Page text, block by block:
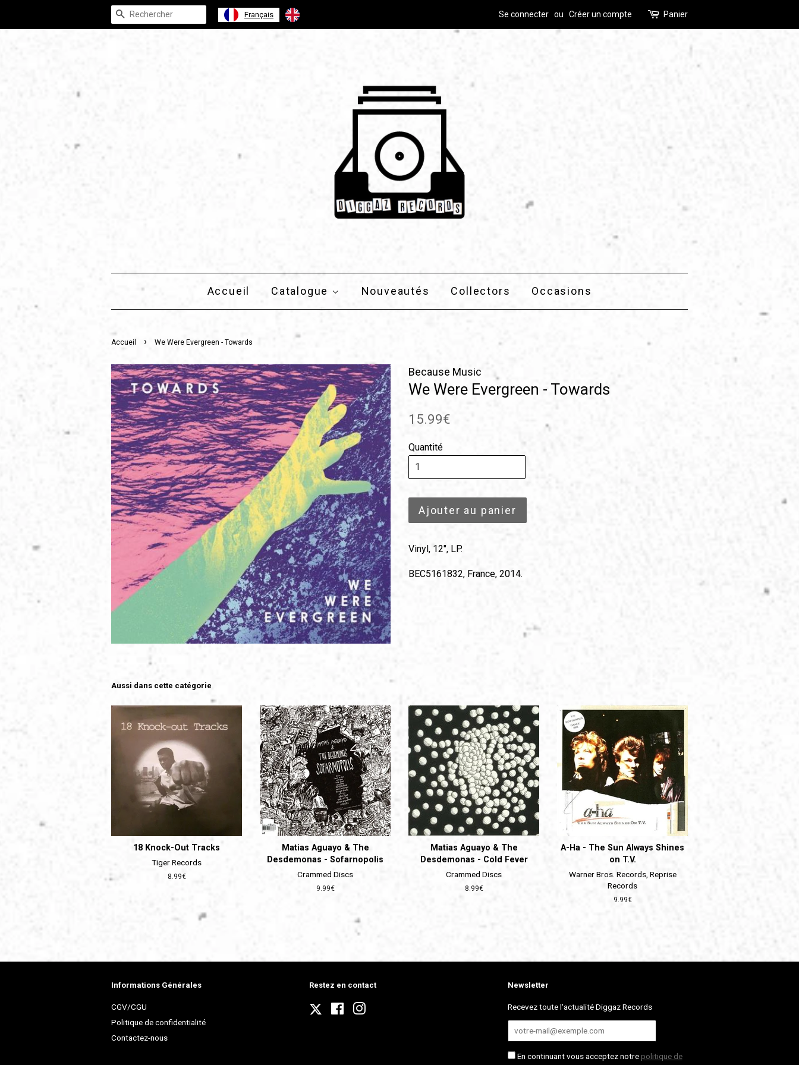
Recherche Français Se connecter ou Créer un compte Panier
Accueil Catalogue Nouveautés Collectors Occasions
Accueil › We Were Evergreen - Towards
Because Music
We Were Evergreen - Towards
Prix
15.99€
Quantité
Ajouter au panier
Vinyl, 12", LP.
BEC5161832, France, 2014.
Aussi dans cette catégorie
18 Knock-Out Tracks
Tiger Records
Prix
8.99€
Matias Aguayo & The
Desdemonas - Sofarnopolis
Crammed Discs
Prix
9.99€
Matias Aguayo & The
Desdemonas - Cold Fever
Crammed Discs
Prix
8.99€
A-Ha - The Sun Always Shines
on T.V.
Warner Bros. Records, Reprise
Records
Prix
9.99€
Informations Générales
CGV/CGU
Politique de confidentialité
Contactez-nous
Restez en contact
Twitter Facebook
Newsletter
Recevez toute l'actualité Diggaz Records
En continuant vous acceptez notre politique de